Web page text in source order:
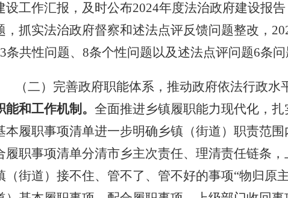
设工作汇报，及时公布2024年度法治政府建设报
，抓实法治政府督察和述法点评反馈问题整改，
条共性问题、 8条个性问题以及述法点评问题6条问
（二）完善政府职能体系，推动政府依法行政水
能和工作机制。 全面推进乡镇履职能力现代化，扎
本履职事项清单进一步明确乡镇（街道）职责范
履职事项清单分清市乡主次责任、理清责任链条
（街道）接不住、管不了、管不好的事项“物归原